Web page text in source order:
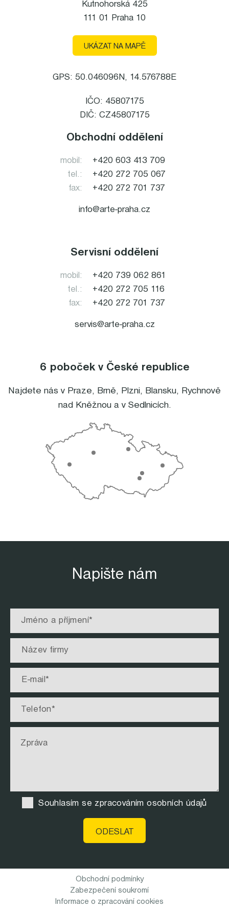
Kutnohorská 425
111 01 Praha 10
UKÁZAT NA MAPĚ
GPS: 50.046096N, 14.576788E
IČO: 45807175
DIČ: CZ45807175
Obchodní oddělení
mobil:
+420 603 413 709
tel.:
+420 272 705 067
fax:
+420 272 701 737
info@arte-praha.cz
Servisní oddělení
mobil:
+420 739 062 861
tel.:
+420 272 705 116
fax:
+420 272 701 737
servis@arte-praha.cz
6 poboček v České republice
Najdete nás v Praze, Brně, Plzni, Blansku,
Rychnově
nad Kněžnoua v Sedlnicích.
Napište nám
Souhlasím se zpracováním osobních údajů
Obchodní podmínky
Zabezpečení soukromí
Informace o zpracování cookies